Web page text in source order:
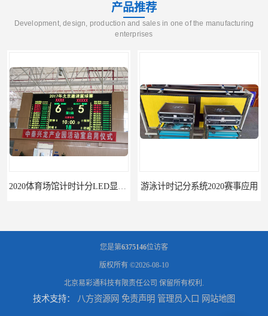
产品推荐
Development, design, production and sales in one of the manufacturing
enterprises
游泳计时记分系统2020赛事应用 游泳计时系统赛事2020新研发
您是第6375146位访客
版权所有 ©2026-08-10
北京易彩通科技有限责任公司 保留所有权利.
技术支持： 八方资源网 免责声明 管理员入口 网站地图